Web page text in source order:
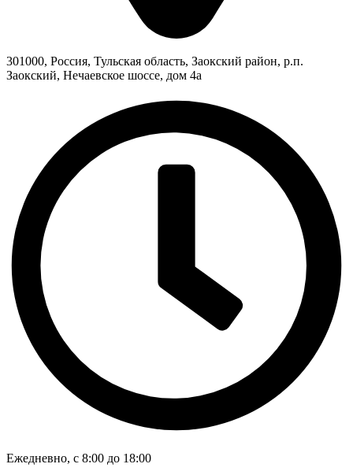
301000, Россия, Тульская область, Заокский район, р.п.
Заокский, Нечаевское шоссе, дом 4а
Ежедневно, с 8:00 до 18:00